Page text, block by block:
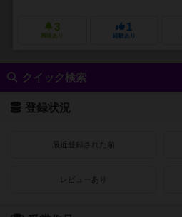
3
興味あり
1
経験あり
クイック検索
登録状況
最近登録された順
レビューあり